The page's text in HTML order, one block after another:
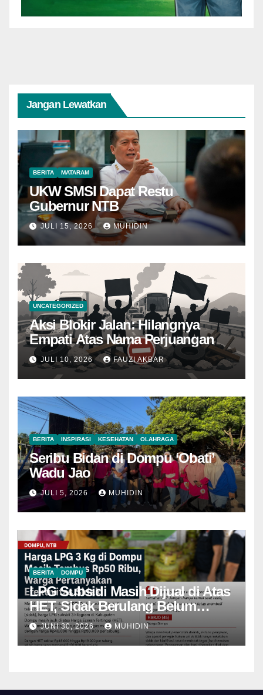
Jangan Lewatkan
BERITA MATARAM
UKW SMSI Dapat Restu
Gubernur NTB
JULI 15, 2026 MUHIDIN
UNCATEGORIZED
Aksi Blokir Jalan: Hilangnya
Empati Atas Nama Perjuangan
JULI 10, 2026 FAUZI AKBAR
BERITA INSPIRASI KESEHATAN OLAHRAGA
Seribu Bidan di Dompu ‘Obati’
Wadu Jao
JULI 5, 2026 MUHIDIN
BERITA DOMPU
LPG Subsidi Masih Dijual di Atas
HET, Sidak Berulang Belum
Mampu Menekan Harga
JUNI 30, 2026 MUHIDIN